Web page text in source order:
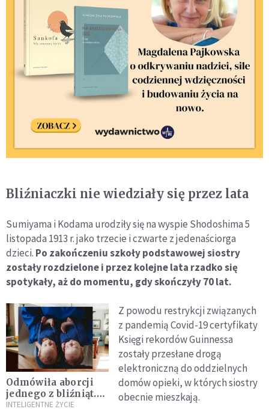
Bliźniaczki nie wiedziały się przez lata
Sumiyama i Kodama urodziły się na wyspie Shodoshima 5
listopada 1913 r. jako trzecie i czwarte z jedenaściorga
dzieci. Po zakończeniu szkoły podstawowej siostry
zostały rozdzielone i przez kolejne lata rzadko się
spotykały, aż do momentu, gdy skończyły 70 lat.
Odmówiła aborcji
jednego z bliźniąt.
"Powierzyłam
INTELIGENTNE ŻYCIE
Z powodu restrykcji związanych
z pandemią Covid-19 certyfikaty
Księgi rekordów Guinnessa
zostały przesłane drogą
elektroniczną do oddzielnych
domów opieki, w których siostry
obecnie mieszkają.